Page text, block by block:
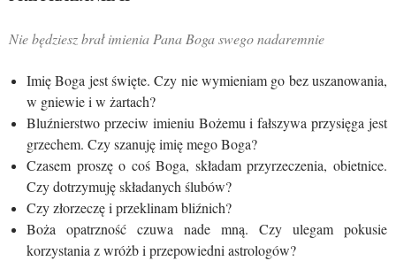
Nie będziesz brał imienia Pana Boga swego nadaremnie
Imię Boga jest święte. Czy nie wymieniam go bez uszanowania,
w gniewie i w żartach?
Bluźnierstwo przeciw imieniu Bożemu i fałszywa przysięga jest
grzechem. Czy szanuję imię mego Boga?
Czasem proszę o coś Boga, składam przyrzeczenia, obietnice.
Czy dotrzymuję składanych ślubów?
Czy złorzeczę i przeklinam bliźnich?
Boża opatrzność czuwa nade mną. Czy ulegam pokusie
korzystania z wróżb i przepowiedni astrologów?